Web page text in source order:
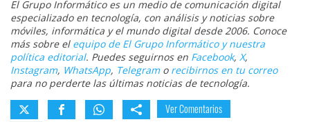
El Grupo Informático es un medio de comunicación digital
especializado en tecnología, con análisis y noticias sobre
móviles, informática y el mundo digital desde 2006. Conoce
más sobre el equipo de El Grupo Informático y nuestra
política editorial. Puedes seguirnos en Facebook, X,
Instagram, WhatsApp, Telegramo recibirnos en tu correo
para no perderte las últimas noticias de tecnología.
Ver Comentarios